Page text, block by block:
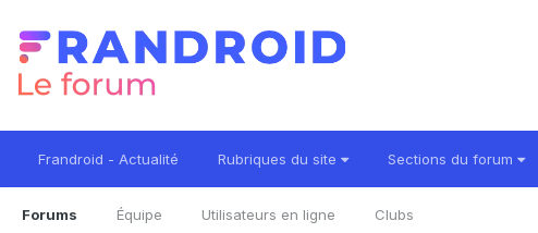
Frandroid - Actualité Rubriques du site Sections du forum
Forums Équipe Utilisateurs en ligne Clubs